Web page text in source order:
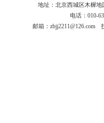
地址：北京西城区木樨
电话：010-
邮箱：zbjj2211@126.com